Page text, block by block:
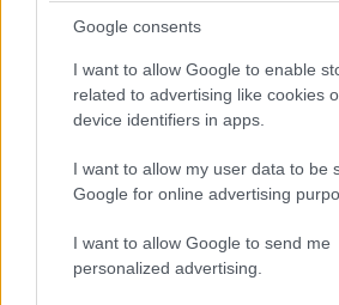
Google consents
I want to allow Google to enable
related to advertising like cookies
device identifiers in apps.
I want to allow my user data to be
Google for online advertising
I want to allow Google to send me
personalized advertising.
Ρωμανός Κοντογιαννίδης
Βίντεο, φωτογραφίες:
Φασούλας.
Το pontosnews.gr είναι
επικοινωνίας στο 24ο
Νεολαίας Ποντιακών